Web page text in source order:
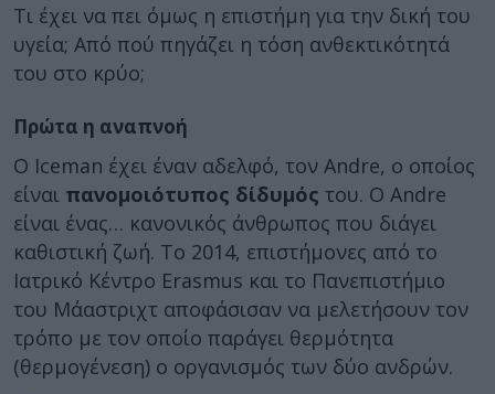
Τι έχει να πει όμως η επιστήμη για την δική του
υγεία; Από πού πηγάζει η τόση ανθεκτικότητά
του στο κρύο;
Πρώτα η αναπνοή
Ο Iceman έχει έναν αδελφό, τον Andre, ο οποίος
είναι πανομοιότυπος δίδυμός του. Ο Andre
είναι ένας… κανονικός άνθρωπος που διάγει
καθιστική ζωή. Το 2014, επιστήμονες από το
Ιατρικό Κέντρο Erasmus και το Πανεπιστήμιο
του Μάαστριχτ αποφάσισαν να μελετήσουν τον
τρόπο με τον οποίο παράγει θερμότητα
(θερμογένεση) ο οργανισμός των δύο ανδρών.